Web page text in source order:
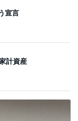
宣言
計資産